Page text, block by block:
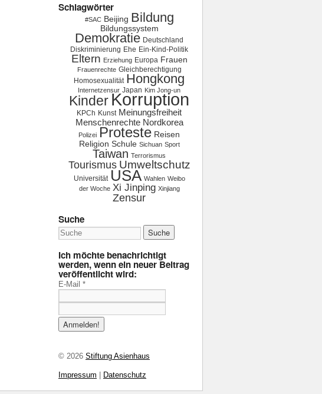
Schlagwörter
#SAC Beijing Bildung
Bildungssystem
Demokratie Deutschland
Diskriminierung Ehe Ein-Kind-Politik
Eltern Erziehung Europa Frauen
Frauenrechte Gleichberechtigung
Homosexualität Hongkong
Internetzensur Japan Kim Jong-un
KinderKorruption
KPCh Kunst Meinungsfreiheit
Menschenrechte Nordkorea
Polizei Proteste Reisen
Religion Schule Sichuan Sport
Taiwan Terrorismus
Tourismus Umweltschutz
Universität USA Wahlen Weibo
der Woche Xi Jinping Xinjiang
Zensur
Suche
Ich möchte benachrichtigt
werden, wenn ein neuer Beitrag
veröffentlicht wird:
E-Mail *
© 2026 Stiftung Asienhaus
Impressum Datenschutz